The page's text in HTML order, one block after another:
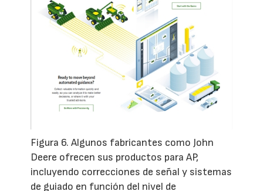
Figura 6. Algunos fabricantes como John
Deere ofrecen sus productos para AP,
incluyendo correcciones de señal y sistemas
de guiado en función del nivel de